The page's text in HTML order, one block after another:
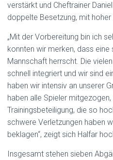
verstärkt und Cheftrainer
doppelte Besetzung, mit
„Mit der Vorbereitung bin ich
konnten wir merken, dass eine
Mannschaft herrscht. Die
schnell integriert und wir sind
haben wir intensiv an unserer
haben alle Spieler
Trainingsbeteiligung, die so
schwere Verletzungen haben
beklagen“, zeigt sich Halfar
Insgesamt stehen sieben